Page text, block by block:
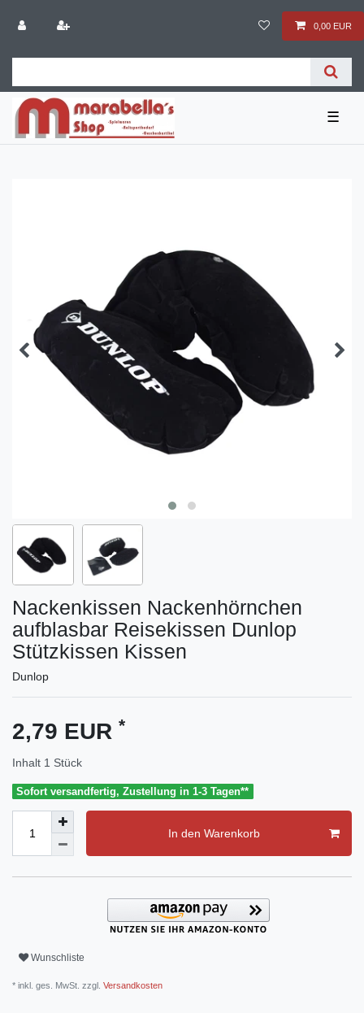
0,00 EUR
☰
Nackenkissen Nackenhörnchen
aufblasbar Reisekissen Dunlop
Stützkissen Kissen
Dunlop
2,79 EUR *
Inhalt 1 Stück
Sofort versandfertig, Zustellung in 1-3 Tagen**
In den Warenkorb
Wunschliste
* inkl. ges. MwSt. zzgl. Versandkosten